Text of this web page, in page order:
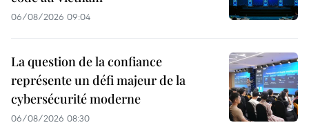
06/08/2026 09:04
La question de la confiance
représente un défi majeur de la
cybersécurité moderne
06/08/2026 08:30